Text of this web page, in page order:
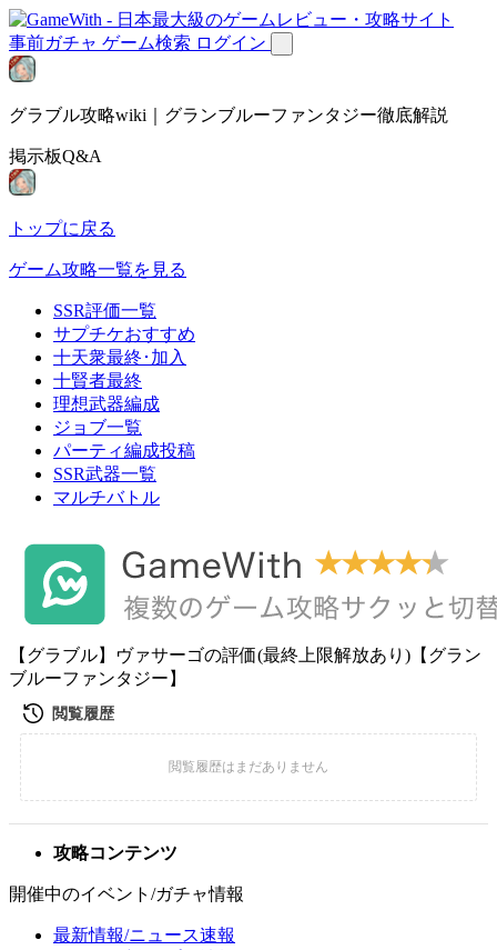
事前ガチャ ゲーム検索 ログイン
グラブル攻略wiki｜グランブルーファンタジー徹底解説
掲示板Q&A
トップに戻る
ゲーム攻略一覧を見る
SSR評価一覧
サプチケおすすめ
十天衆最終･加入
十賢者最終
理想武器編成
ジョブ一覧
パーティ編成投稿
SSR武器一覧
マルチバトル
【グラブル】ヴァサーゴの評価(最終上限解放あり)【グラン
ブルーファンタジー】
攻略コンテンツ
開催中のイベント/ガチャ情報
最新情報/ニュース速報